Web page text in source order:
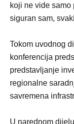
koji ne vide
siguran sam,
Tokom uvodnog
konferencija
predstavljanje
regionalne
savremena
U narednom